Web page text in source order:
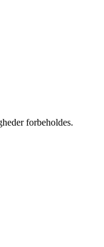
forbeholdes.